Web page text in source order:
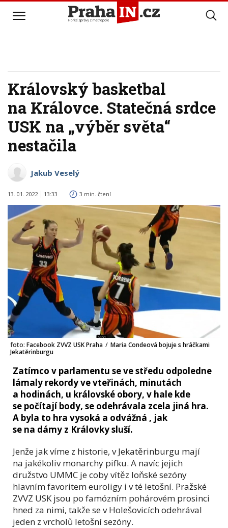
Královský basketbal
na Královce. Statečná srdce
USK na „výběr světa“
nestačila
Jakub Veselý
13. 01. 2022 13:33 3 min. čtení
foto: Facebook ZVVZ USK Praha / Maria Condeová bojuje s hráčkami
Jekatěrinburgu
Zatímco v parlamentu se ve středu odpoledne
lámaly rekordy ve vteřinách, minutách
a hodinách, u královské obory, v hale kde
se počítají body, se odehrávala zcela jiná hra.
A byla to hra vysoká a odvážná , jak
se na dámy z Královky sluší.
Jenže jak víme z historie, v Jekatěrinburgu mají
na jakékoliv monarchy pifku. A navíc jejich
družstvo UMMC je coby vítěz loňské sezóny
hlavním favoritem euroligy i v té letošní. Pražské
ZVVZ USK jsou po famózním pohárovém prosinci
hned za nimi, takže se v Holešovicích odehrával
jeden z vrcholů letošní sezóny.